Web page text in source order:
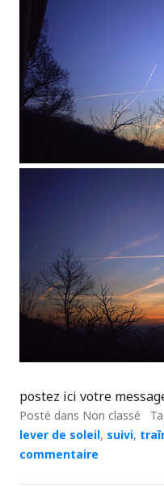
postez ici votre
Posté dans Non classé
lever de soleil, suivi,
commentaire